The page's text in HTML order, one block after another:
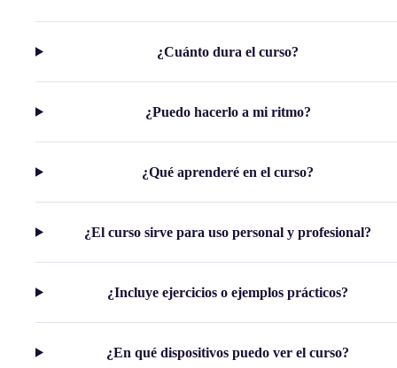
¿Cuánto dura el curso?
¿Puedo hacerlo a mi ritmo?
¿Qué aprenderé en el curso?
¿El curso sirve para uso personal y profesional?
¿Incluye ejercicios o ejemplos prácticos?
¿En qué dispositivos puedo ver el curso?